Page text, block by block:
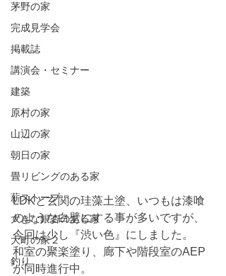
茅野の家
完成見学会
掲載誌
講演会・セミナー
建築
原村の家
山辺の家
朝日の家
畳リビングのある家
薪ストーブ
大きな銀杏のある家
大町の家２
釣り
LDKと玄関の珪藻土塗、いつもは漆喰
のような白壁にする事が多いですが、
今回は少し『渋い色』にしました。
和室の聚楽塗り、廊下や階段室のAEP
が同時進行中。